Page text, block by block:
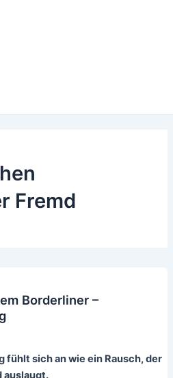
Fremd
Borderliner –
fühlt sich an wie ein Rausch, der
auslaugt.